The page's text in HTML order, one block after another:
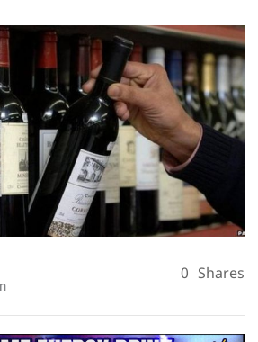
0 Shares